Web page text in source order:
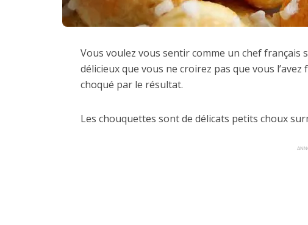
Vous voulez vous sentir comme un chef français
délicieux que vous ne croirez pas que vous
choqué par le résultat.
Les chouquettes sont de délicats petits choux